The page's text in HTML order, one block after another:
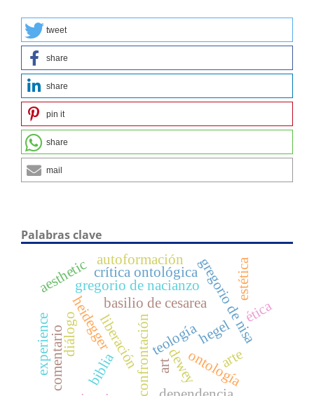
tweet
share
share
pin it
share
mail
Palabras clave
biblia
teología
heidegger hegel
ontología
confrontación
basilio de cesareagregorio de nisa
gregorio de nacianzo
crítica ontológica
liberación
diálogo
ética
comentario dewey arte
art
estética
aesthetic
experience
autoformación